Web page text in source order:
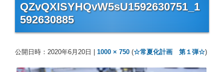
QZvQXISYHQvW5sU1592630751_1
592630885
公開日時： 2020年6月20日 1000 × 750 (☆常夏化計画 第１弾☆)